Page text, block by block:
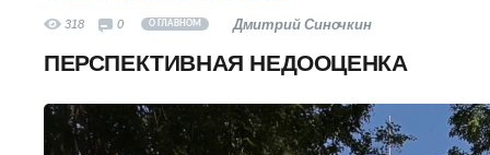
318 0 О ГЛАВНОМ Дмитрий Синочкин
ПЕРСПЕКТИВНАЯ НЕДООЦЕНКА